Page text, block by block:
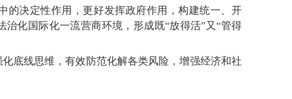
决定性作用，更好发挥政府作用，构建统一、开
化国际化一流营商环境，形成既“放得活”又“管得
底线思维，有效防范化解各类风险，增强经济和社